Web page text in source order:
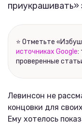
⭐ Отметьте
источниках Google:
проверенные
Левинсон не
концовки для
Ему хотелось